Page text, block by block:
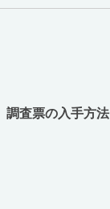
調査票の入手方法